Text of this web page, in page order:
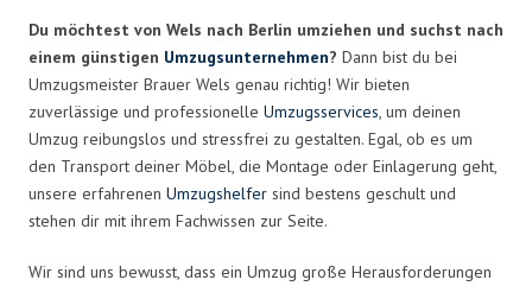
Du möchtest von Wels nach Berlin umziehen und suchst nach
einem günstigen Umzugsunternehmen? Dann bist du bei
Umzugsmeister Brauer Wels genau richtig! Wir bieten
zuverlässige und professionelle Umzugsservices, um deinen
Umzug reibungslos und stressfrei zu gestalten. Egal, ob es um
den Transport deiner Möbel, die Montage oder Einlagerung geht,
unsere erfahrenen Umzugshelfer sind bestens geschult und
stehen dir mit ihrem Fachwissen zur Seite.
Wir sind uns bewusst, dass ein Umzug große Herausforderungen